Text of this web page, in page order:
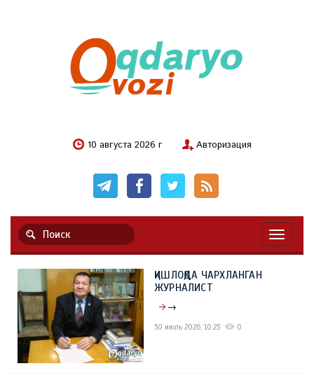
10 августа 2026 г Авторизация
ҚИШЛОҚДА ЧАРХЛАНГАН
ЖУРНАЛИСТ
→
30 июль 2026, 10:23 0